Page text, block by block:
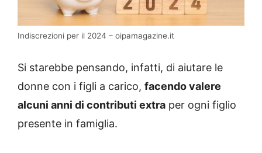
Indiscrezioni per il 2024 – oipamagazine.it
Si starebbe pensando, infatti, di aiutare le
donne con i figli a carico, facendo valere
alcuni anni di contributi extra per ogni figlio
presente in famiglia.